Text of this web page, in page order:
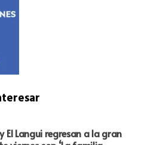
El Langui regresan a la gran